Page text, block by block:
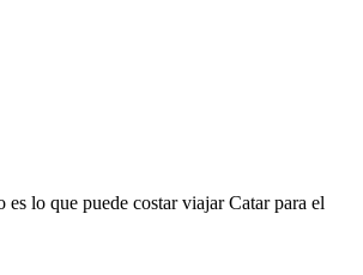
es lo que puede costar viajar Catar para el